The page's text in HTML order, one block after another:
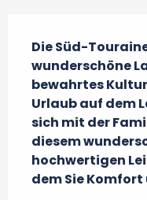
Die Süd-
wunderschöne
bewahrtes
Urlaub auf dem
sich mit der
diesem
hochwertigen
dem Sie